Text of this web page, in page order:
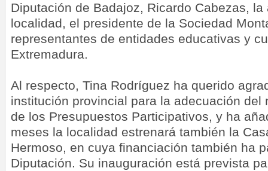
Diputación de Badajoz, Ricardo Cabezas,
localidad, el presidente de la Sociedad
representantes de entidades educativas y
Extremadura.
Al respecto, Tina Rodríguez ha querido
institución provincial para la adecuación del
de los Presupuestos Participativos, y ha
meses la localidad estrenará también la
Hermoso, en cuya financiación también ha
Diputación. Su inauguración está prevista